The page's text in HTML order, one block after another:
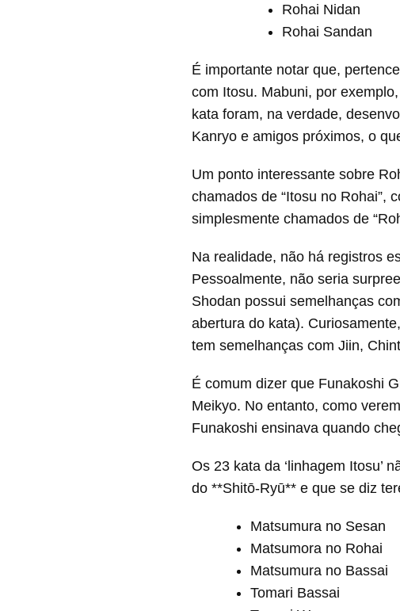
Rohai Nidan
Rohai Sandan
É importante notar que,
com Itosu. Mabuni, por
kata foram, na verdade,
Kanryo e amigos próximos, o
Um ponto interessante sobre
chamados de “Itosu no Rohai”,
simplesmente chamados de
Na realidade, não há registros
Pessoalmente, não seria
Shodan possui semelhanças
abertura do kata).
tem semelhanças com Jiin,
É comum dizer que Funakoshi
Meikyo. No entanto, como
Funakoshi ensinava quando
Os 23 kata da ‘linhagem Itosu’
do **Shitō-Ryū** e que se diz
Matsumura no Sesan
Matsumora no Rohai
Matsumura no Bassai
Tomari Bassai